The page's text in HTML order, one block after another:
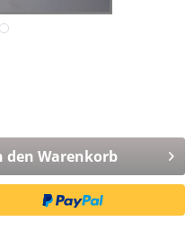
den Warenkorb